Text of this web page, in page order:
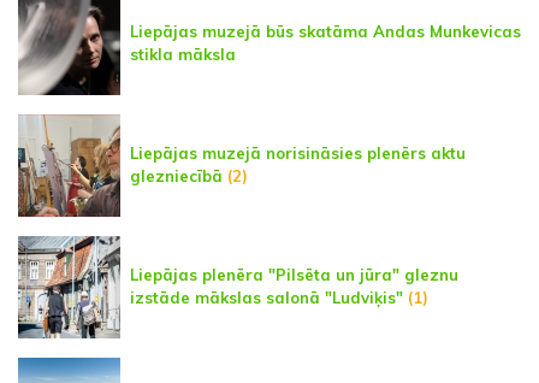
Liepājas muzejā būs skatāma Andas Munkevicas
stikla māksla
Liepājas muzejā norisināsies plenērs aktu
glezniecībā (2)
Liepājas plenēra "Pilsēta un jūra" gleznu
izstāde mākslas salonā "Ludviķis" (1)